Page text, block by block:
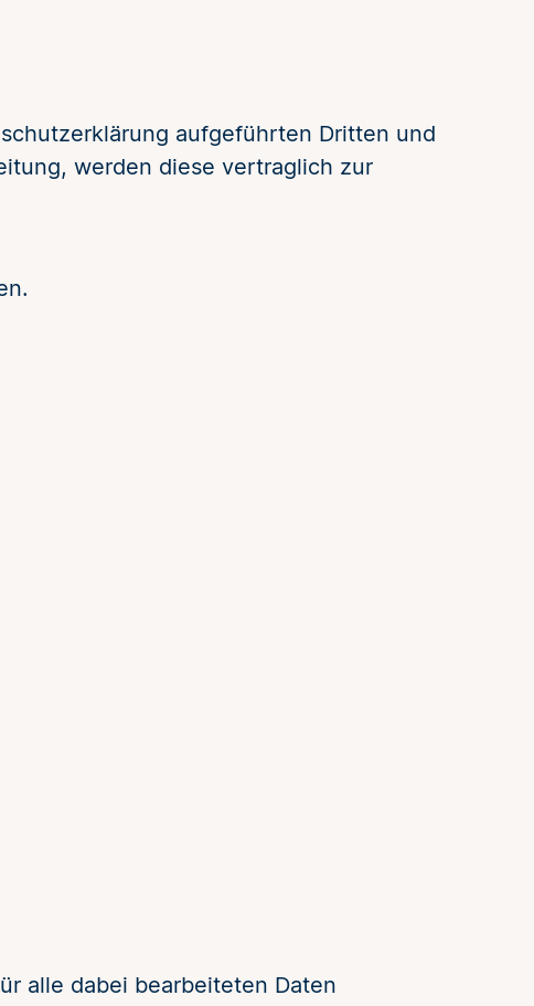
aufgeführten Dritten und
werden diese vertraglich zur
alle dabei bearbeiteten Daten